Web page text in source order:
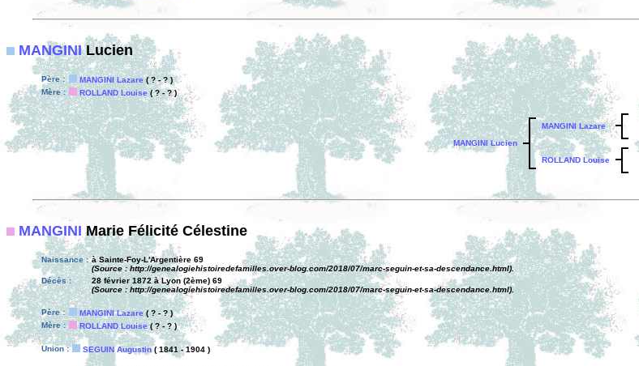
MANGINILucien
Père : MANGINI Lazare( ? - ? )
Mère :
ROLLAND Louise( ? - ? )
MANGINI Lucien
MANGINI Lazare
ROLLAND Louise
MANGINI Marie Félicité Célestine
Naissance : à Sainte-Foy-L'Argentière 69
(Source : http://genealogiehistoiredefamilles.over-blog.com/2018/07/marc-seguin-et-sa-descendance.html).
Décès :
28 février 1872 à Lyon (2ème) 69
(Source : http://genealogiehistoiredefamilles.over-blog.com/2018/07/marc-seguin-et-sa-descendance.html).
Père : MANGINI Lazare ( ? - ? )
Mère :
ROLLAND Louise( ? - ? )
Union : SEGUIN Augustin( 1841 - 1904 )